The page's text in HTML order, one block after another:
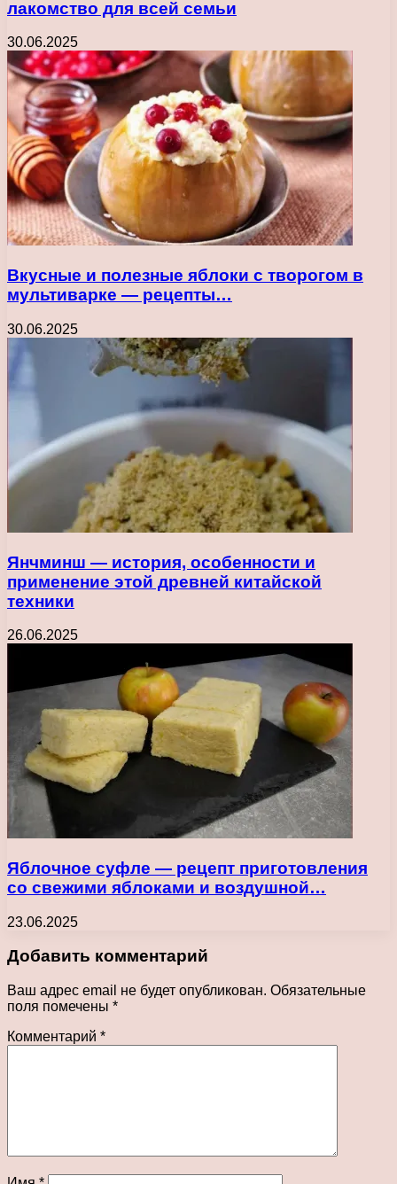
лакомство для всей семьи
30.06.2025
Вкусные и полезные яблоки с творогом в
мультиварке — рецепты…
30.06.2025
Янчминш — история, особенности и
применение этой древней китайской
техники
26.06.2025
Яблочное суфле — рецепт приготовления
со свежими яблоками и воздушной…
23.06.2025
Добавить комментарий
Ваш адрес email не будет опубликован. Обязательные
поля помечены *
Комментарий *